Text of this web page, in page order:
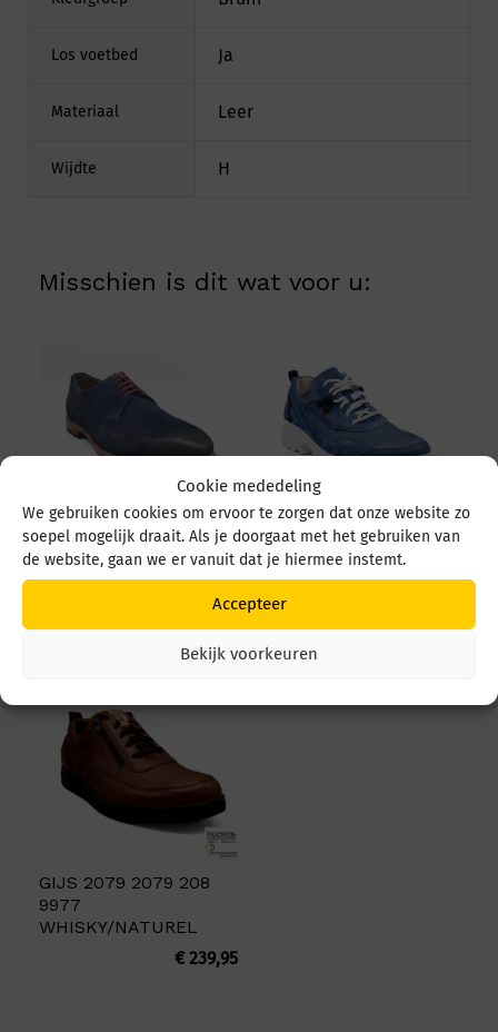
Cookie mededeling
We gebruiken cookies om ervoor te zorgen dat onze website zo
soepel mogelijk draait. Als je doorgaat met het gebruiken van
de website, gaan we er vanuit dat je hiermee instemt.
Accepteer
Bekijk voorkeuren
Los voetbed Ja
Materiaal Leer
Wijdte H
Misschien is dit wat voor u:
GIJS 2062 2062 604
8074
MARINE/NATUREL
199,95
GIJS 2149 2149 114
1564 BLAUW
GIJS 2079 2079 208
9977
WHISKY/NATUREL
€239,95